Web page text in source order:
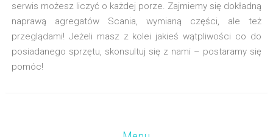
serwis możesz liczyć o każdej porze. Zajmiemy się dokładną
naprawą agregatów Scania, wymianą części, ale też
przeglądami! Jeżeli masz z kolei jakieś wątpliwości co do
posiadanego sprzętu, skonsultuj się z nami – postaramy się
pomóc!